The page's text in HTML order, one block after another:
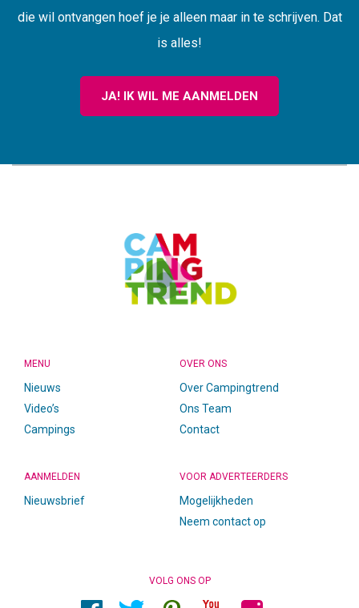
die wil ontvangen hoef je je alleen maar in te schrijven. Dat
is alles!
JA! IK WIL ME AANMELDEN
MENU
Nieuws
Video’s
Campings
OVER ONS
Over Campingtrend
Ons Team
Contact
AANMELDEN
Nieuwsbrief
VOOR ADVERTEERDERS
Mogelijkheden
Neem contact op
VOLG ONS OP